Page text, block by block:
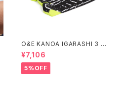
O&E KANOA IGARASHI 3 PI
ECE BLACK/LIME｜PRO SE
RIES
¥7,106
5%OFF